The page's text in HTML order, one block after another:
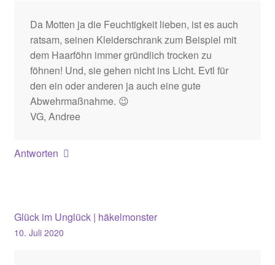
Da Motten ja die Feuchtigkeit lieben, ist es auch
ratsam, seinen Kleiderschrank zum Beispiel mit
dem Haarföhn immer gründlich trocken zu
föhnen! Und, sie gehen nicht ins Licht. Evtl für
den ein oder anderen ja auch eine gute
Abwehrmaßnahme. 😉
VG, Andree
Antworten
Glück im Unglück | häkelmonster
10. Juli 2020